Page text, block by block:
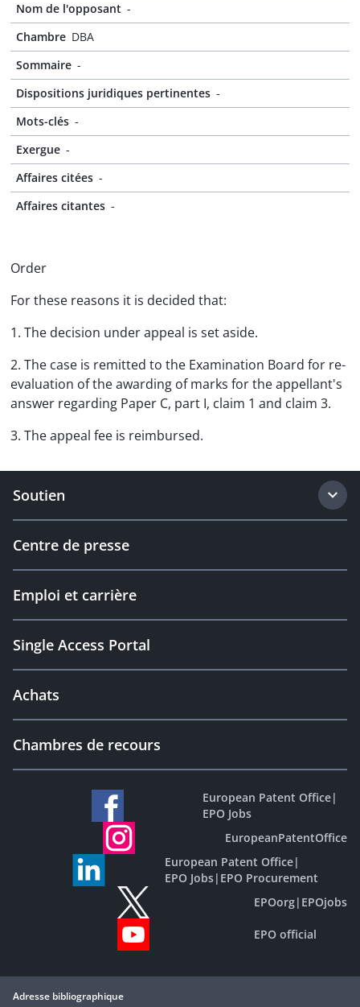
Nom de l'opposant -
Chambre DBA
Sommaire -
Dispositions juridiques pertinentes -
Mots-clés -
Exergue -
Affaires citées -
Affaires citantes -
Order
For these reasons it is decided that:
1. The decision under appeal is set aside.
2. The case is remitted to the Examination Board for re-
evaluation of the awarding of marks for the appellant's
answer regarding Paper C, part I, claim 1 and claim 3.
3. The appeal fee is reimbursed.
Soutien
Centre de presse
Emploi et carrière
Single Access Portal
Achats
Chambres de recours
European Patent Office|
EPO Jobs
EuropeanPatentOffice
European Patent Office|
EPO Jobs| EPO Procurement
EPOorg| EPOjobs
EPO official
Adresse bibliographique